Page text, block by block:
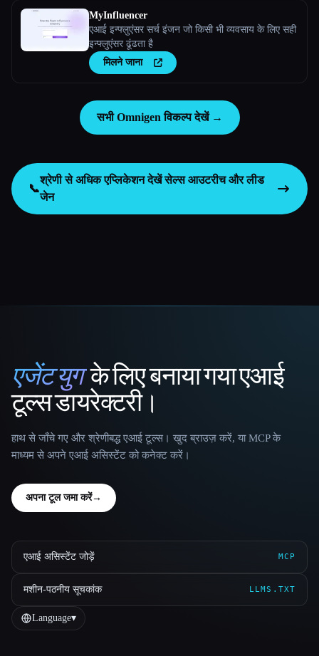
MyInfluencer
एआई इन्फ्लुएंसर सर्च इंजन जो किसी भी व्यवसाय के लिए सही
इन्फ्लुएंसर ढूंढता है
मिलने जाना
सभी Omnigen विकल्प देखें →
📞
श्रेणी से अधिक एप्लिकेशन देखेंसेल्स आउटरीच और लीड
जेन
That AI Collection
एजेंट युगके लिए बनाया गया एआई
टूल्स डायरेक्टरी।
हाथ से जाँचे गए और श्रेणीबद्ध एआई टूल्स। खुद ब्राउज़ करें, या MCP के
माध्यम से अपने एआई असिस्टेंट को कनेक्ट करें।
अपना टूल जमा करें→
एआई असिस्टेंट जोड़ें MCP
मशीन-पठनीय सूचकांक LLMS.TXT
Language▾